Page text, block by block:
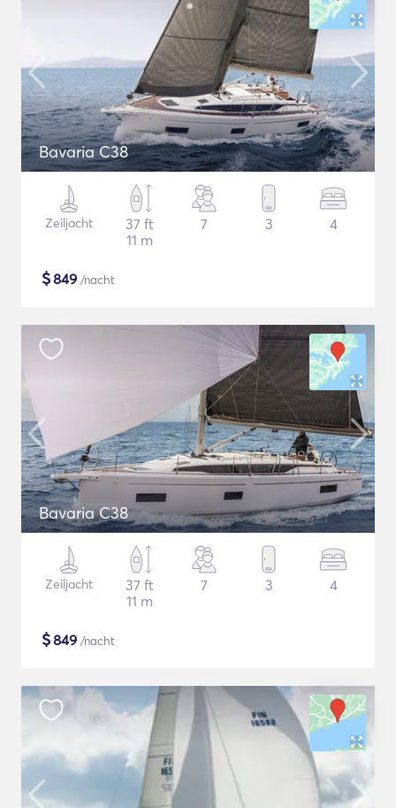
Bavaria C38
Zeiljacht
37 ft
11 m
7 3 4
$849 /nacht
Bavaria C38
Zeiljacht
37 ft
11 m
7 3 4
$849 /nacht